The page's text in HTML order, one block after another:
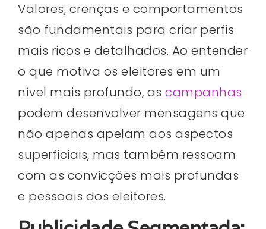
Valores, crenças e comportamentos
são fundamentais para criar perfis
mais ricos e detalhados. Ao entender
o que motiva os eleitores em um
nível mais profundo, as campanhas
podem desenvolver mensagens que
não apenas apelam aos aspectos
superficiais, mas também ressoam
com as convicções mais profundas
e pessoais dos eleitores.